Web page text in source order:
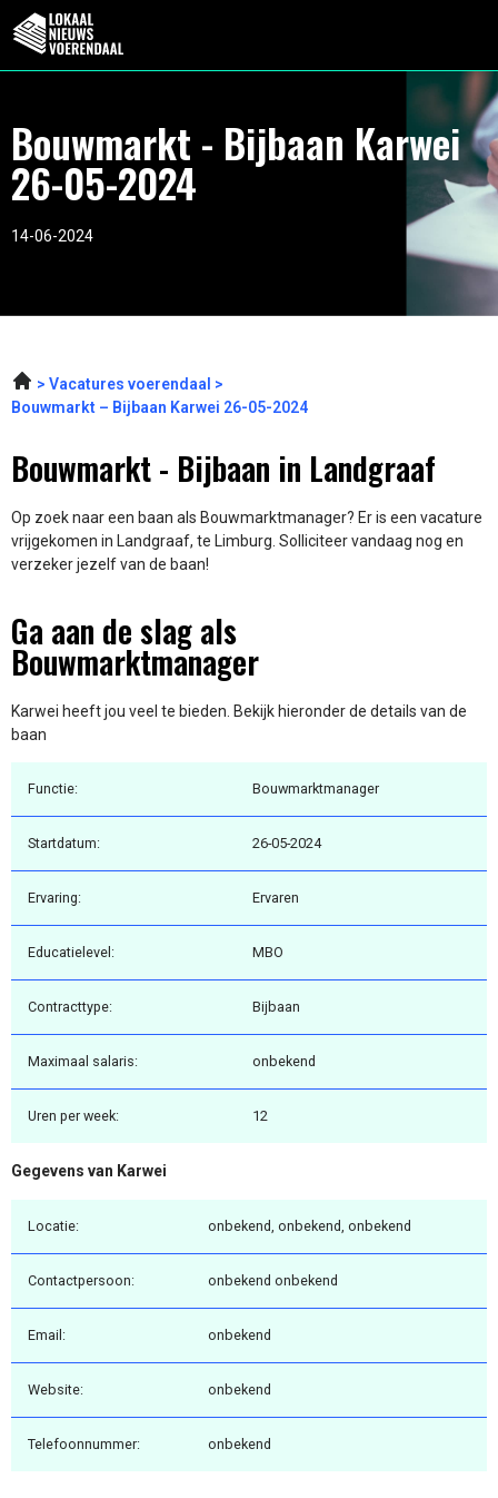
Bouwmarkt - Bijbaan Karwei
26-05-2024
14-06-2024
Vacatures voerendaal
Bouwmarkt – Bijbaan Karwei 26-05-2024
Bouwmarkt - Bijbaan in Landgraaf
Op zoek naar een baan als Bouwmarktmanager? Er is een vacature
vrijgekomen in Landgraaf, te Limburg. Solliciteer vandaag nog en
verzeker jezelf van de baan!
Ga aan de slag als
Bouwmarktmanager
Karwei heeft jou veel te bieden. Bekijk hieronder de details van de
baan
Functie: Bouwmarktmanager
Startdatum: 26-05-2024
Ervaring: Ervaren
Educatielevel: MBO
Contracttype: Bijbaan
Maximaal salaris: onbekend
Uren per week: 12
Gegevens van Karwei
Locatie: onbekend, onbekend, onbekend
Contactpersoon: onbekend onbekend
Email: onbekend
Website: onbekend
Telefoonnummer: onbekend